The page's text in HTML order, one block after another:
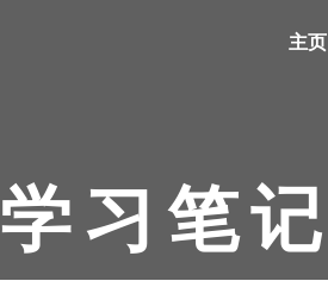
主页
学习笔记